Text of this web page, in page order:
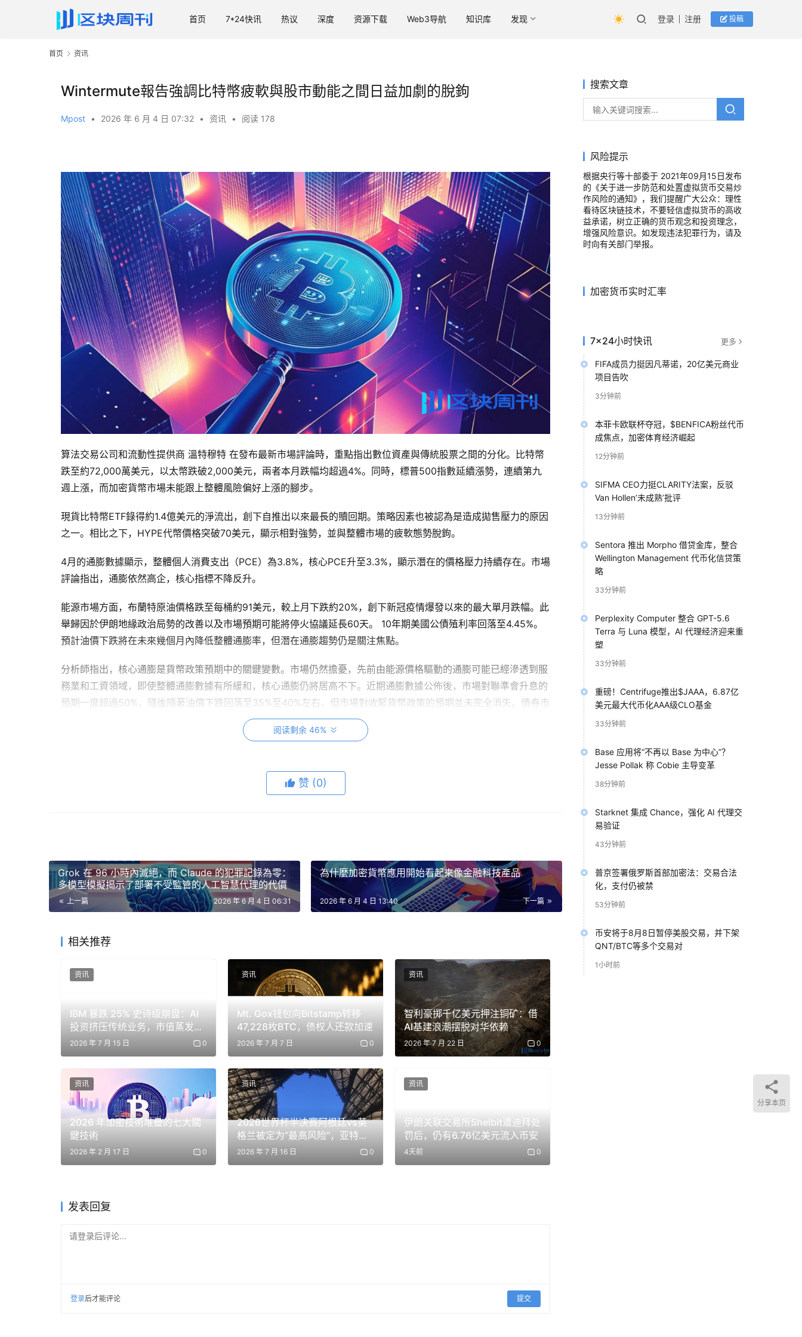
首页 7*24快讯 热议 深度 资源下载 Web3导航 知识库 发现 登录 注册 投稿
首页 资讯
Wintermute報告強調比特幣疲軟與股市動能之間日益加劇的脫鉤
Mpost • 2026 年 6 月 4 日 07:32 • 资讯 • 阅读 178
算法交易公司和流動性提供商 溫特穆特 在發布最新市場評論時，重點指出數位資產與傳統股票之間的分化。比特幣
跌至約72,000萬美元，以太幣跌破2,000美元，兩者本月跌幅均超過4%。同時，標普500指數延續漲勢，連續第九
週上漲，而加密貨幣市場未能跟上整體風險偏好上漲的腳步。
現貨比特幣ETF錄得約1.4億美元的淨流出，創下自推出以來最長的贖回期。策略因素也被認為是造成拋售壓力的原因
之一。相比之下，HYPE代幣價格突破70美元，顯示相對強勢，並與整體市場的疲軟態勢脫鉤。
4月的通膨數據顯示，整體個人消費支出（PCE）為3.8%，核心PCE升至3.3%，顯示潛在的價格壓力持續存在。市場
評論指出，通膨依然高企，核心指標不降反升。
能源市場方面，布蘭特原油價格跌至每桶約91美元，較上月下跌約20%，創下新冠疫情爆發以來的最大單月跌幅。此
舉歸因於伊朗地緣政治局勢的改善以及市場預期可能將停火協議延長60天。 10年期美國公債殖利率回落至4.45%。
預計油價下跌將在未來幾個月內降低整體通膨率，但潛在通膨趨勢仍是關注焦點。
分析師指出，核心通膨是貨幣政策預期中的關鍵變數。市場仍然擔憂，先前由能源價格驅動的通膨可能已經滲透到服
務業和工資領域，即使整體通膨數據有所緩和，核心通膨仍將居高不下。近期通膨數據公佈後，市場對聯準會升息的
預期一度超過50%，隨後隨著油價下跌回落至35%至40%左右，但市場對收緊貨幣政策的預期並未完全消失。債券市
場反映的仍然是通膨風險，而非明顯的通貨緊縮，市場再次開始討論滯脹或今年稍後可能出現的二次通膨浪潮。
股市持續跑贏大盤，漲幅不僅體現在半導體領域，也擴展到軟體和企業技術領域。戴爾、Snowflake、IBM 和
加密貨幣市場因風險偏好分化和ETF資金流動疲軟而表現落後
相比之下，數位資產市場表現相對疲軟。比特幣收在73,500美元附近，以太幣收在2,000美元左右，主要加密貨幣本
別之間的分化仍在持續。風險偏好似乎集中在納斯達克和羅素2000等股票市場，而加密貨幣儘管歷來對宏觀週期較
ETF資金流動數據也印證了這個趨勢，比特幣和以太坊基金在最近幾週合計流出約20億美元。先前支撐比特幣在4月
從7萬美元上漲至8萬美元的資金流入已經逆轉，策略型基金的拋售壓力進一步削弱了市場情緒。機構資金持續流入的
缺失被認為是導致價格走勢疲軟的關鍵因素。
儘管短期走勢疲軟，但長期部位已顯露出累積的早期跡象，一些市場參與者正透過場外交易管道逐步增持，認為目前
的價位從長遠來看更具吸引力。然而，市場對短期內觸底的信心仍然有限。
在眾多山寨幣中，HYPE表現突出，價格突破70美元，並因其受到機構投資者的關注以及與ETF相關的結構化討論而
備受矚目。其相對強勢與整體市場的疲軟形成鮮明對比，表現主要集中在隱私代幣、人工智慧相關資產和永續交易平
台等特定領域。這種趨勢表明，市場正在從以往週期中主導的基礎設施資產轉向應用驅動型資產。
總體而言，市場評論強調股票和加密貨幣之間的差距正在擴大，人工智慧驅動的獲利成長支撐了股票市場的持續走
阅读剩余 46%
免责声明：本文提供的信息不是交易建议。BlockWeeks.com不对根据本文提供的信息所做的任何投资承担责任。我们强烈建议
赞 (0)
Grok 在 96 小時內滅絕，而 Claude 的犯罪記錄為零：
多模型模擬揭示了部署不受監管的人工智慧代理的代價
上一篇 2026 年 6 月 4 日 06:31
為什麼加密貨幣應用開始看起來像金融科技產品
下一篇
2026 年 6 月 4 日 13:40
相关推荐
IBM 暴跌 25% 史诗级崩盘：AI
投资挤压传统业务，市值蒸发
700 亿美元
2026 年 7 月 15 日 0
资讯
Mt. Gox钱包向Bitstamp转移
47,228枚BTC，债权人还款加速
2026 年 7 月 7 日 0
资讯
智利豪掷千亿美元押注铜矿：借
AI基建浪潮摆脱对华依赖
2026 年 7 月 22 日 0
资讯
2026 年加密技術堆疊的七大關
鍵技術
2026 年 2 月 17 日 0
资讯
2026世界杯半决赛阿根廷vs英
格兰被定为“最高风险”，亚特兰
大部署1600警力，加密预测市
2026 年 7 月 16 日 0
资讯
伊朗关联交易所Shelbit遭迪拜处
罚后，仍有6.76亿美元流入币安
4天前 0
资讯
发表回复
请登录后评论...
登录后才能评论 提交
搜索文章
风险提示
根据央行等十部委于 2021年09月15日发布
的《关于进一步防范和处置虚拟货币交易炒
作风险的通知》，我们提醒广大公众：理性
看待区块链技术，不要轻信虚拟货币的高收
益承诺，树立正确的货币观念和投资理念，
增强风险意识。如发现违法犯罪行为，请及
时向有关部门举报。
加密货币实时汇率
7×24小时快讯 更多
FIFA成员力挺因凡蒂诺，20亿美元商业
项目告吹
3分钟前
本菲卡欧联杯夺冠，$BENFICA粉丝代币
成焦点，加密体育经济崛起
12分钟前
SIFMA CEO力挺CLARITY法案，反驳
Van Hollen’未成熟’批评
13分钟前
Sentora 推出 Morpho 借贷金库，整合
Wellington Management 代币化信贷策
略
33分钟前
Perplexity Computer 整合 GPT-5.6
Terra 与 Luna 模型，AI 代理经济迎来重
塑
33分钟前
重磅！Centrifuge推出$JAAA，6.87亿
美元最大代币化AAA级CLO基金
33分钟前
Base 应用将“不再以 Base 为中心”？
Jesse Pollak 称 Cobie 主导变革
38分钟前
Starknet 集成 Chance，强化 AI 代理交
易验证
43分钟前
普京签署俄罗斯首部加密法：交易合法
化，支付仍被禁
53分钟前
币安将于8月8日暂停美股交易，并下架
QNT/BTC等多个交易对
1小时前
分享本页